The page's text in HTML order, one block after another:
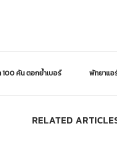
คัน ตอกย้ำเบอร์
พัทยาแอ
RELATED